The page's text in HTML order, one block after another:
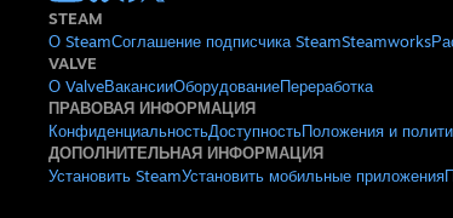
STEAM
О SteamСоглашение подписчика SteamSteamworks
VALVE
О ValveВакансииОборудованиеПереработка
ПРАВОВАЯ ИНФОРМАЦИЯ
КонфиденциальностьДоступностьПоложения и
ДОПОЛНИТЕЛЬНАЯ ИНФОРМАЦИЯ
Установить SteamУстановить мобильные приложения